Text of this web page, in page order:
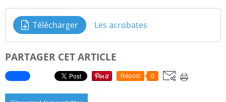
Télécharger Les acrobates
PARTAGER CET ARTICLE
Repost 0